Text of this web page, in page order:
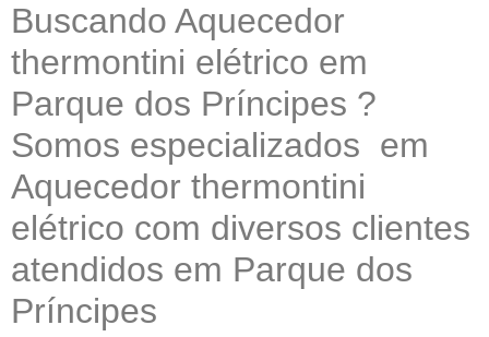
Buscando Aquecedor
thermontini elétrico em
Parque dos Príncipes ?
Somos especializados em
Aquecedor thermontini
elétrico com diversos clientes
atendidos em Parque dos
Príncipes